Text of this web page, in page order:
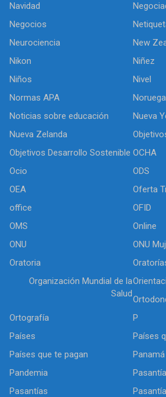
Navidad
Negocios
Neurociencia
New
Nikon
Niñez
Niños
Nivel
Normas APA
Noruega
Noticias sobre educación
Nueva
Nueva Zelanda
Objetivos Desarrollo Sostenible OCHA
Ocio
ODS
OEA
Oferta
office
OFID
OMS
Online
ONU
ONU
Oratoria
Organización Mundial de la
Salud
Ortografía
P
Países
Países
Países que te pagan
Panamá
Pandemia
Pasantía
Pasantías